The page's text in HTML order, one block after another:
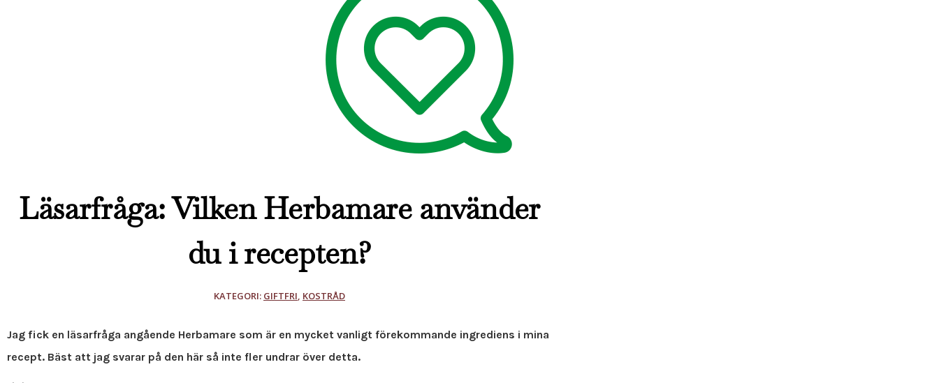
Läsarfråga: Vilken Herbamare använder
du i recepten?
KATEGORI: GIFTFRI, KOSTRÅD
Jag fick en läsarfråga angående Herbamare som är en mycket vanligt förekommande ingrediens i mina
recept. Bäst att jag svarar på den här så inte fler undrar över detta.